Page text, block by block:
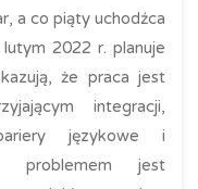
a co piąty uchodźca
2022 r. planuje
że praca jest
integracji,
językowe i
problemem jest